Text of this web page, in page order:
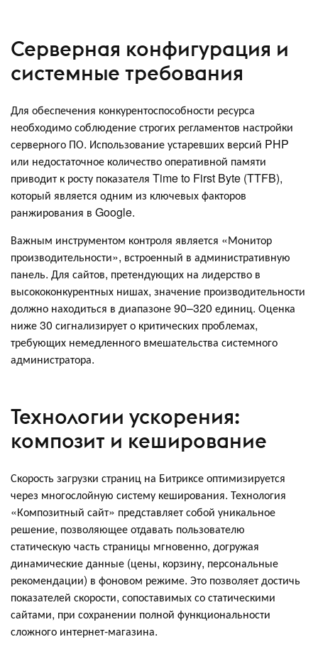
Серверная конфигурация и
системные требования
Для обеспечения конкурентоспособности ресурса
необходимо соблюдение строгих регламентов настройки
серверного ПО. Использование устаревших версий PHP
или недостаточное количество оперативной памяти
приводит к росту показателя Time to First Byte (TTFB),
который является одним из ключевых факторов
ранжирования в Google.
Важным инструментом контроля является «Монитор
производительности», встроенный в административную
панель. Для сайтов, претендующих на лидерство в
высококонкурентных нишах, значение производительности
должно находиться в диапазоне 90–320 единиц. Оценка
ниже 30 сигнализирует о критических проблемах,
требующих немедленного вмешательства системного
администратора.
Технологии ускорения:
композит и кеширование
Скорость загрузки страниц на Битриксе оптимизируется
через многослойную систему кеширования. Технология
«Композитный сайт» представляет собой уникальное
решение, позволяющее отдавать пользователю
статическую часть страницы мгновенно, догружая
динамические данные (цены, корзину, персональные
рекомендации) в фоновом режиме. Это позволяет достичь
показателей скорости, сопоставимых со статическими
сайтами, при сохранении полной функциональности
сложного интернет-магазина.